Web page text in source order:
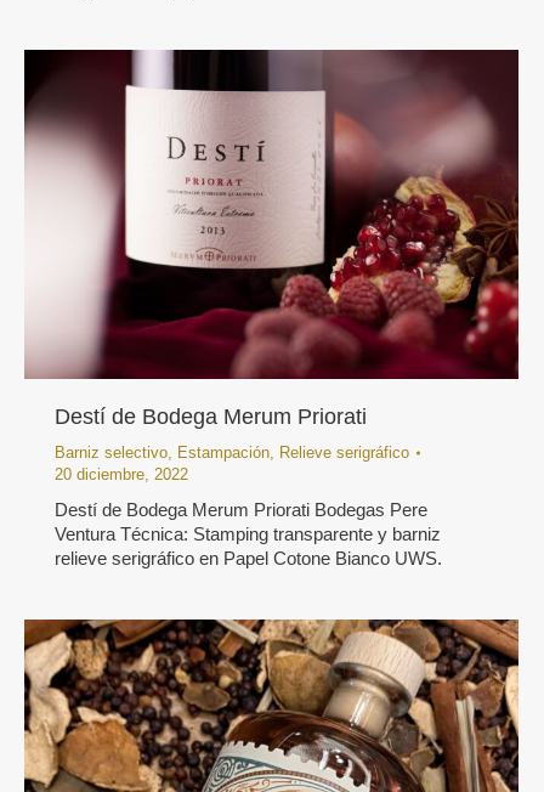
Destí de Bodega Merum Priorati
Barniz selectivo, Estampación, Relieve serigráfico
20 diciembre, 2022
Destí de Bodega Merum Priorati Bodegas Pere
Ventura Técnica: Stamping transparente y barniz
relieve serigráfico en Papel Cotone Bianco UWS.